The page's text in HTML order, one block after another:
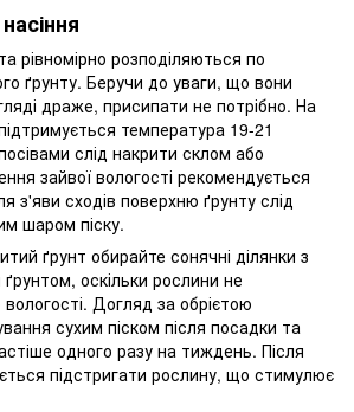
рівномірно розподіляються по
ґрунту. Беручи до уваги, що вони
драже, присипати не потрібно. На
температура 19-21
слід накрити склом або
зайвої вологості рекомендується
з'яви сходів поверхню ґрунту слід
шаром піску.
ґрунт обирайте сонячні ділянки з
оскільки рослини не
Догляд за обрієтою
сухим піском після посадки та
одного разу на тиждень. Після
підстригати рослину, що стимулює